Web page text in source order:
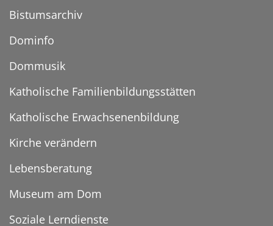
Bistumsarchiv
Dominfo
Dommusik
Katholische Familienbildungsstätten
Katholische Erwachsenenbildung
Kirche verändern
Lebensberatung
Museum am Dom
Soziale Lerndienste